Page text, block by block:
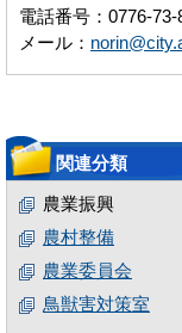
電話番号：0776-
メール：
関連分類
農業振興
農村整備
農業委員会
鳥獣害対策室